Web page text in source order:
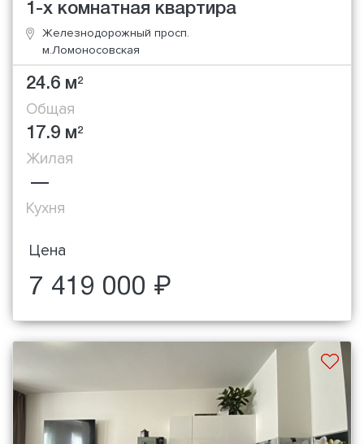
1-х комнатная квартира
Железнодорожный просп.
м.Ломоносовская
24.6 м2
Общая
17.9 м2
Жилая
—
Кухня
Цена
7 419 000 ₽